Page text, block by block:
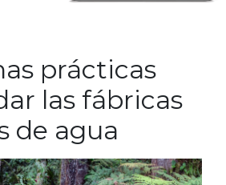
prácticas
las fábricas
de agua